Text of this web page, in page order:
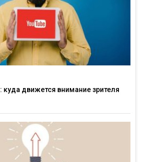
куда движется внимание зрителя